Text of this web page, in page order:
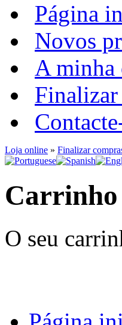
Página
Novos
A minha
Finalizar
Loja online » Finalizar
Carrinho
O seu